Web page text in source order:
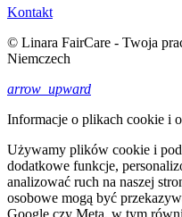
Kontakt
© Linara FairCare - Twoja
Niemczech
arrow_upward
Informacje o plikach cookie i
Używamy plików cookie i
dodatkowe funkcje,
analizować ruch na naszej
osobowe mogą być
Google czy Meta, w tym